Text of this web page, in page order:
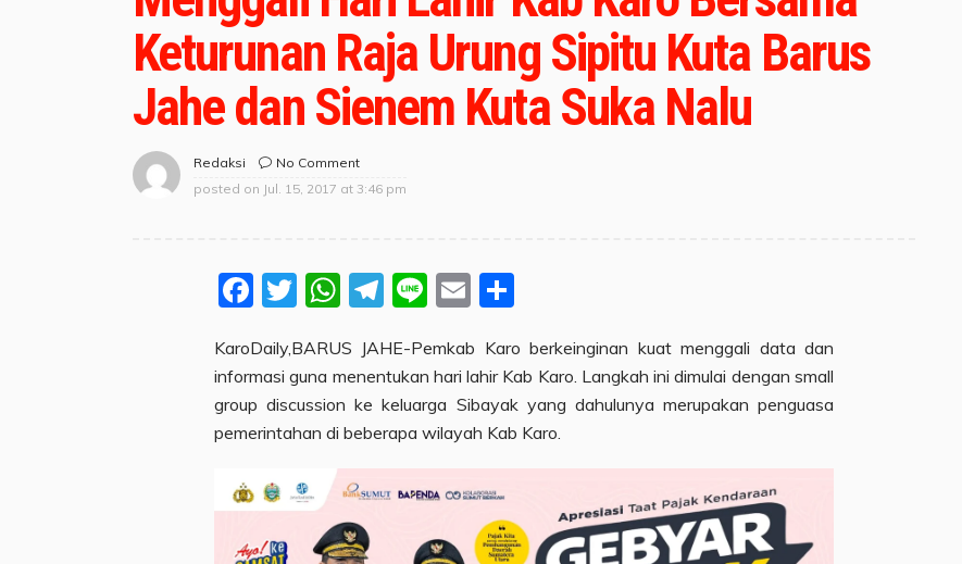
Keturunan Raja Urung Sipitu Kuta Barus
Jahe dan Sienem Kuta Suka Nalu
Redaksi
No Comment
posted on Jul. 15, 2017 at 3:46 pm
Facebook
Twitter
WhatsApp
Telegram
LineEmail
KaroDaily,BARUS JAHE-Pemkab Karo berkeinginan kuat menggali data dan
informasi guna menentukan hari lahir Kab Karo. Langkah ini dimulai dengan small
group discussion ke keluarga Sibayak yang dahulunya merupakan penguasa
pemerintahan di beberapa wilayah Kab Karo.